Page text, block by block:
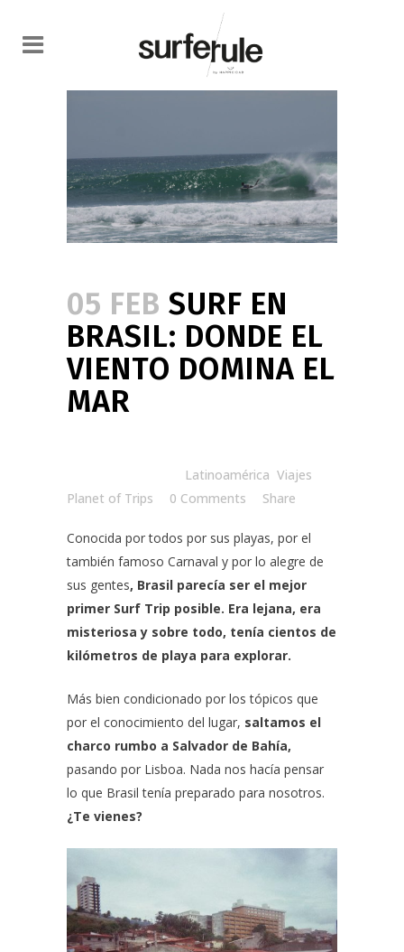
05 FEB SURF EN
BRASIL: DONDE EL
VIENTO DOMINA EL
MAR
Latinoamérica Viajes
Planet of Trips
0 Comments Share
Conocida por todos por sus playas, por el
también famoso Carnaval y por lo alegre de
sus gentes, Brasil parecía ser el mejor
primer Surf Trip posible. Era lejana, era
misteriosa y sobre todo, tenía cientos de
kilómetros de playa para explorar.
Más bien condicionado por los tópicos que
por el conocimiento del lugar, saltamos el
charco rumbo a Salvador de Bahía,
pasando por Lisboa. Nada nos hacía pensar
lo que Brasil tenía preparado para nosotros.
¿Te vienes?